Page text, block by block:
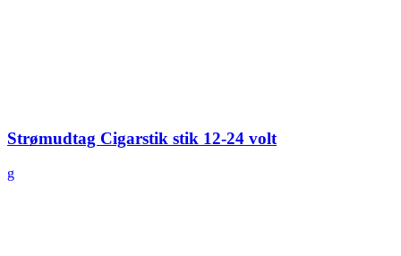
Strømudtag Cigarstik stik 12-24 volt
g